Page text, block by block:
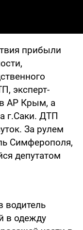
прибыли
эксперт-
АР Крым, а
г.Саки. ДТП
За рулем
Симферополя,
депутатом
водитель
в одежду